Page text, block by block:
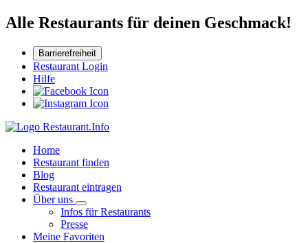
Alle Restaurants für deinen Geschmack!
Barrierefreiheit
Restaurant Login
Hilfe
Home
Restaurant finden
Blog
Restaurant eintragen
Über uns
Infos für Restaurants
Presse
Meine Favoriten